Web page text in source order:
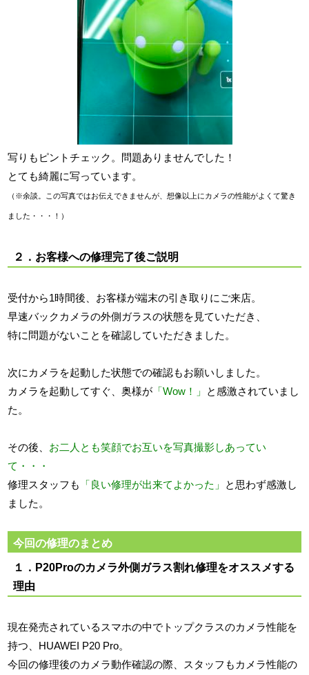
写りもピントチェック。問題ありませんでした！
とても綺麗に写っています。
（※余談。この写真ではお伝えできませんが、想像以上にカメラの性能がよくて驚き
ました・・・！）
２．お客様への修理完了後ご説明
受付から1時間後、お客様が端末の引き取りにご来店。
早速バックカメラの外側ガラスの状態を見ていただき、
特に問題がないことを確認していただきました。
次にカメラを起動した状態での確認もお願いしました。
カメラを起動してすぐ、奥様が 「Wow！」
と感激されていまし
た。
その後、 お二人とも笑顔でお互いを写真撮影しあってい
て・・・
修理スタッフも
「良い修理が出来てよかった」
と思わず感激し
ました。
今回の修理のまとめ
１．P20Proのカメラ外側ガラス割れ修理をオススメする
理由
現在発売されているスマホの中でトップクラスのカメラ性能を
持つ、HUAWEI P20 Pro。
今回の修理後のカメラ動作確認の際、スタッフもカメラ性能の